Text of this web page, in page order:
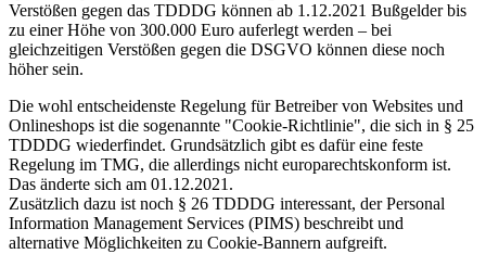
Verstößen gegen das TDDDG können ab 1.12.2021 Bußgelder bis
zu einer Höhe von 300.000 Euro auferlegt werden – bei
gleichzeitigen Verstößen gegen die DSGVO können diese noch
höher sein.
Die wohl entscheidenste Regelung für Betreiber von Websites und
Onlineshops ist die sogenannte "Cookie-Richtlinie", die sich in § 25
TDDDG wiederfindet. Grundsätzlich gibt es dafür eine feste
Regelung im TMG, die allerdings nicht europarechtskonform ist.
Das änderte sich am 01.12.2021.
Zusätzlich dazu ist noch § 26 TDDDG interessant, der Personal
Information Management Services (PIMS) beschreibt und
alternative Möglichkeiten zu Cookie-Bannern aufgreift.